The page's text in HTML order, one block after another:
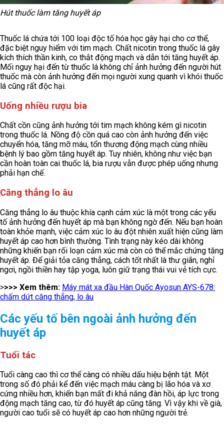
Hút thuốc làm tăng huyết áp
Thuốc lá chứa tới 100 loại độc tố hóa học gây hại cho cơ thể,
đặc biệt nguy hiểm với tim mạch. Chất nicotin trong thuốc lá gây
kích thích thần kinh, co thắt động mạch và dẫn tới tăng huyết áp.
Mối nguy hại đến từ thuốc lá không chỉ ảnh hưởng đến người hút
thuốc mà còn ảnh hưởng đến mọi người xung quanh vì khói thuốc
lá cũng rất độc hại.
Uống nhiều rượu bia
Chất cồn cũng ảnh hưởng tới tim mạch không kém gì nicotin
trong thuốc lá. Nồng độ cồn quá cao còn ảnh hưởng đến việc
chuyển hóa, tăng mỡ máu, tổn thương động mạch cùng nhiều
bệnh lý bao gồm tăng huyết áp. Tuy nhiên, không như việc bạn
cần hoàn toàn cai thuốc lá, bia rượu vẫn được phép uống nhưng
phải hạn chế.
Căng thẳng lo âu
Căng thẳng lo âu thuộc khía cạnh cảm xúc là một trong các yếu
tố ảnh hưởng đến huyết áp mà bạn không ngờ đến. Nếu bạn hoàn
toàn khỏe mạnh, việc cảm xúc lo âu đột nhiên xuất hiện cũng làm
huyết áp cao hơn bình thường. Tình trạng này kéo dài không
những khiến bạn rối loạn cảm xúc mà còn có thể mắc chứng tăng
huyết áp. Để giải tỏa căng thẳng, cách tốt nhất là thư giãn, nghỉ
ngơi, ngồi thiền hay tập yoga, luôn giữ trạng thái vui vẻ tích cực.
>>>> Xem thêm: Máy mát xa đầu Hàn Quốc Ayosun AYS-678:
chấm dứt căng thẳng, lo âu
Các yếu tố bên ngoài ảnh hưởng đến
huyết áp
Tuổi tác
Tuổi càng cao thì cơ thể càng có nhiều dấu hiệu bệnh tật. Một
trong số đó phải kể đến việc mạch máu càng bị lão hóa và xơ
cứng nhiều hơn, khiến bạn mất đi khả năng đàn hồi, áp lực trong
động mạch tăng cao, từ đó huyết áp cũng tăng. Vì vậy khi về già,
người cao tuổi sẽ có huyết áp cao hơn những người trẻ.